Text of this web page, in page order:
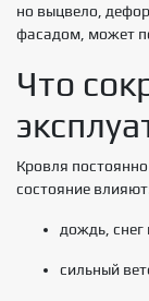
но выцвело,
фасадом, может
Что
Кровля
состояние
дождь, снег
сильный